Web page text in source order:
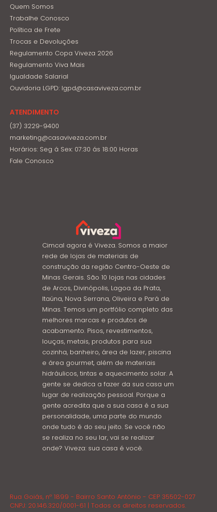
Quem Somos
Trabalhe Conosco
Política de Frete
Trocas e Devoluções
Regulamento Copa Viveza 2026
Regulamento Viva Mais
Igualdade Salarial
Ouvidoria LGPD: lgpd@casaviveza.com.br
ATENDIMENTO
(37) 3229-9400
marketing@casaviveza.com.br
Horários: Seg á Sex: 07:30 ás 18:00 Horas
Fale Conosco
Cimcal agora é Viveza. Somos a maior
rede de lojas de materiais de
construção da região Centro-Oeste de
Minas Gerais. São 10 lojas nas cidades
de Arcos, Divinópolis, Lagoa da Prata,
Itaúna, Nova Serrana, Oliveira e Pará de
Minas. Temos um portfólio completo das
melhores marcas e produtos de
acabamento. Pisos, revestimentos,
louças, metais, produtos para sua
cozinha, banheiro, área de lazer, piscina
e área gourmet, além de materiais
hidráulicos, tintas e aquecimento solar. A
gente se dedica a fazer da sua casa um
lugar de realização pessoal. Porque a
gente acredita que a sua casa é a sua
personalidade, uma parte do mundo
onde tudo é do seu jeito. Se você não
se realiza no seu lar, vai se realizar
onde? Viveza: sua casa é você.
Rua Goiás, nº 1899 - Bairro Santo Antônio - CEP 35502-027
CNPJ: 20.146.320/0001-61 | Todos os direitos reservados.